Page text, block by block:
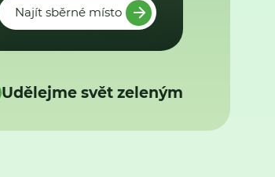
Najít sběrné místo
Udělejme svět zeleným